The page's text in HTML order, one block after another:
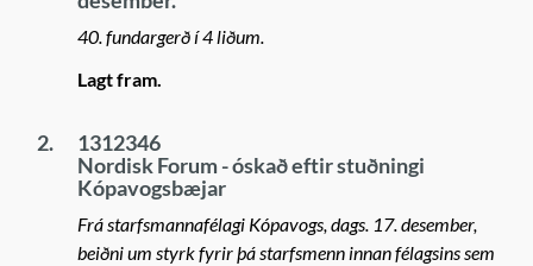
40. fundargerð í 4 liðum.
Lagt fram.
2.
1312346
Nordisk Forum - óskað eftir stuðningi
Kópavogsbæjar
Frá starfsmannafélagi Kópavogs, dags. 17. desember,
beiðni um styrk fyrir þá starfsmenn innan félagsins sem